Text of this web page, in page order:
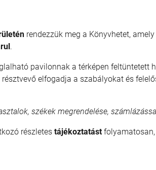
rendezzük meg a Könyvhetet, amely
.
pavilonnak a térképen feltüntetett
elfogadja a szabályokat és
székek megrendelése,
részletes tájékoztatást